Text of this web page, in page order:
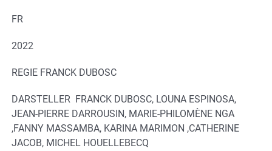
FR
2022
REGIE FRANCK DUBOSC
DARSTELLER FRANCK DUBOSC, LOUNA ESPINOSA,
JEAN-PIERRE DARROUSIN, MARIE-PHILOMÈNE NGA
,FANNY MASSAMBA, KARINA MARIMON ,CATHERINE
JACOB, MICHEL HOUELLEBECQ